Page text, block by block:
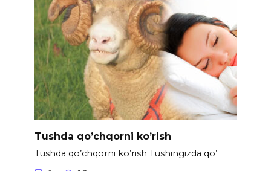
Tushda qo’chqorni ko’rish
Tushda qo’chqorni ko’rish Tushingizda qo’